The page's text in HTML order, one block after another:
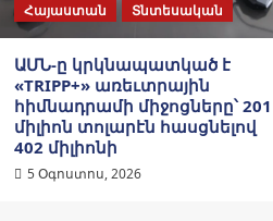
Հայաստան Տնտեսական
ԱՄՆ-ը կրկնապատկած է
«TRIPP+» առեւտրային
հիմնադրամի միջոցները՝ 201
միլիոն տոլարէն հասցնելով
402 միլիոնի
5 Օգոստոս, 2026